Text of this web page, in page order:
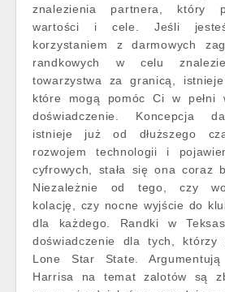
znalezienia partnera, który
wartości i cele. Jeśli jesteś
korzystaniem z darmowych
randkowych w celu
towarzystwa za granicą,
które mogą pomóc Ci w pełni
doświadczenie. Koncepcja
istnieje już od dłuższego
rozwojem technologii i
cyfrowych, stała się ona coraz
Niezależnie od tego, czy
kolację, czy nocne wyjście do
dla każdego. Randki w
doświadczenie dla tych, którzy
Lone Star State.
Harrisa na temat zalotów są